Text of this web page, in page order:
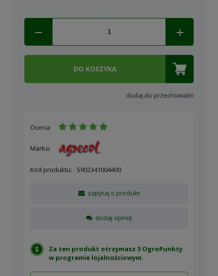
DO KOSZYKA
dodaj do przechowalni
Ocena:
Marka:
Kod produktu: 5902341004400
zapytaj o produkt
dodaj opinię
Za ten produkt otrzymasz 3 OgroPunkty
w programie lojalnościowym.